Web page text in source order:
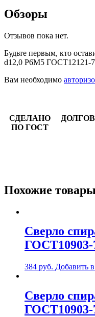
Обзоры
Отзывов пока нет.
Будьте первым, кто
d12,0 Р6М5 ГОСТ12121-
Вам необходимо
СДЕЛАНО
ПО ГОСТ
Похожие товары
Сверло
ГОСТ10903-
384 руб. Добавить
Сверло
ГОСТ10903-